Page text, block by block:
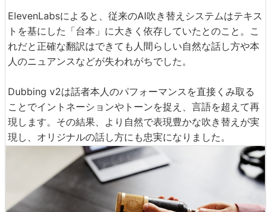
ElevenLabsによると、従来のAI吹き替えシステムはテキス
トを基にした「台本」に大きく依存していたとのこと。こ
れだと正確な翻訳はできても人間らしい自然な話し方や本
人のニュアンスなどが失われがちでした。
Dubbing v2は話者本人のパフォーマンスを直接くみ取る
ことでイントネーションやトーンを捉え、言語を超えて再
現します。その結果、より自然で表現豊かな吹き替えが実
現し、オリジナルの話し方にも忠実になりました。